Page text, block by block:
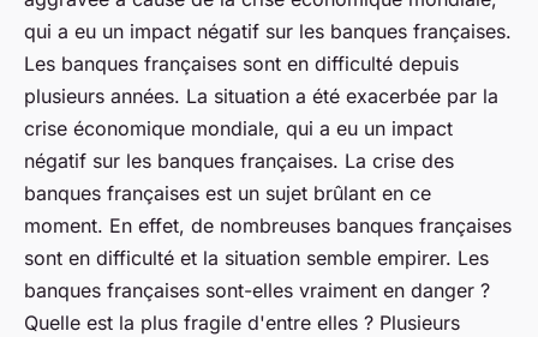
qui a eu un impact négatif sur les banques françaises.
Les banques françaises sont en difficulté depuis
plusieurs années. La situation a été exacerbée par la
crise économique mondiale, qui a eu un impact
négatif sur les banques françaises. La crise des
banques françaises est un sujet brûlant en ce
moment. En effet, de nombreuses banques françaises
sont en difficulté et la situation semble empirer. Les
banques françaises sont-elles vraiment en danger ?
Quelle est la plus fragile d'entre elles ? Plusieurs